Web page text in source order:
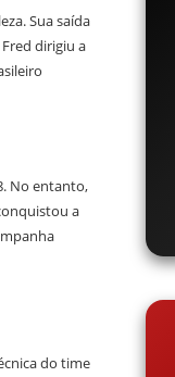
Sua saída
dirigiu a
No entanto,
a
do time